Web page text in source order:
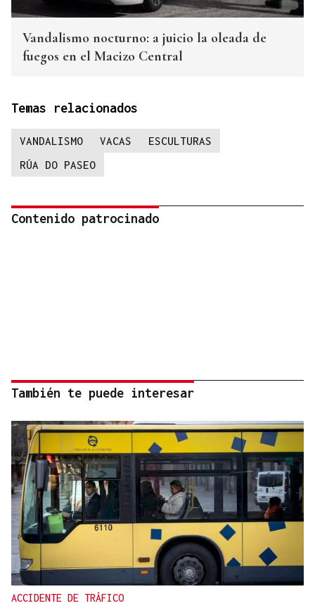
Vandalismo nocturno: a juicio la oleada de
fuegos en el Macizo Central
Temas relacionados
VANDALISMO VACAS
ESCULTURAS
RÚA DO PASEO
Contenido patrocinado
También te puede interesar
ACCIDENTE DE TRÁFICO